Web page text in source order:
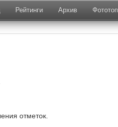
Рейтинги Архив Фототоп
отметок.